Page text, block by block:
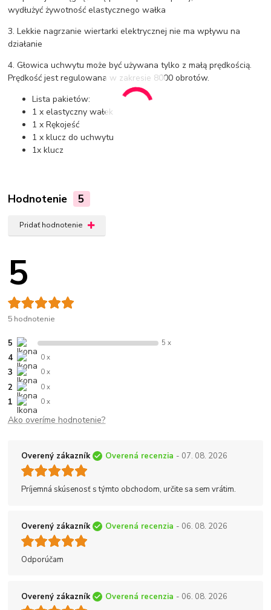
wydłużyć żywotność elastycznego wałka
3. Lekkie nagrzanie wiertarki elektrycznej nie ma wpływu na
działanie
4. Głowica uchwytu może być używana tylko z małą prędkością.
Prędkość jest regulowana w zakresie 8000 obrotów.
Lista pakietów:
1 x elastyczny wałek
1 x Rękojeść
1 x klucz do uchwytu
1x klucz
Hodnotenie 5
Pridať hodnotenie
5
5 hodnotenie
5 5 x
4 0 x
3 0 x
2 0 x
1 0 x
Ako overíme hodnotenie?
Overený zákazník Overená recenzia - 07. 08. 2026
Príjemná skúsenosť s týmto obchodom, určite sa sem vrátim.
Overený zákazník Overená recenzia - 06. 08. 2026
Odporúčam
Overený zákazník Overená recenzia - 06. 08. 2026